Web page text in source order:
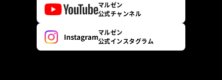
マルゼン
公式チャンネル
マルゼン
公式インスタグラム